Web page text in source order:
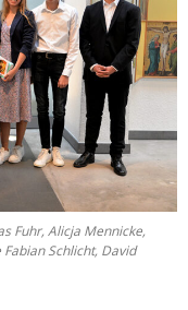
Fuhr, Alicja Mennicke,
Schlicht, David